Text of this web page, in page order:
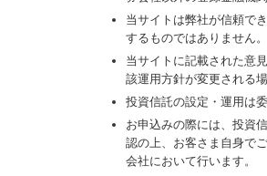
当サイトは弊社が信頼で
するものではありません
当サイトに記載された意
該運用方針が変更される
投資信託の設定・運用は
お申込みの際には、投資
認の上、お客さま自身で
会社において行います。